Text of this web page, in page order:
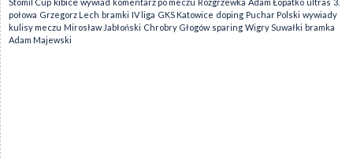
połowa Grzegorz Lech bramki IV liga GKS Katowice doping Puchar Polski wywiady
kulisy meczu Mirosław Jabłoński Chrobry Głogów sparing Wigry Suwałki bramka
Adam Majewski